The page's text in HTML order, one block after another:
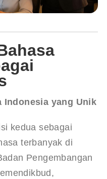
Indonesia yang Unik
kedua sebagai
terbanyak di
Pengembangan